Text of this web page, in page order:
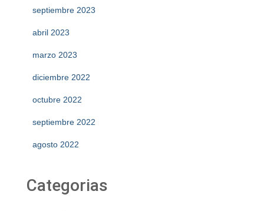
septiembre 2023
abril 2023
marzo 2023
diciembre 2022
octubre 2022
septiembre 2022
agosto 2022
Categorias